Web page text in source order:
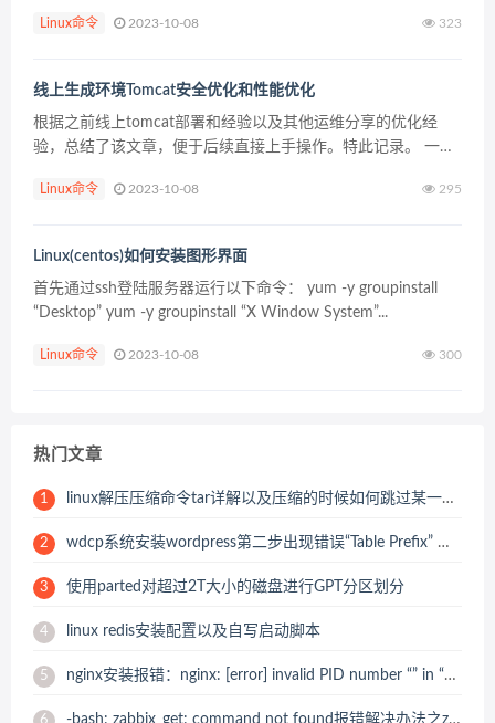
会更新这个时间...
Linux命令 2023-10-08 323
线上生成环境Tomcat安全优化和性能优化
根据之前线上tomcat部署和经验以及其他运维分享的优化经
验，总结了该文章，便于后续直接上手操作。特此记录。 一，
部署tomcat的第一步，tomcat这种...
Linux命令 2023-10-08 295
Linux(centos)如何安装图形界面
首先通过ssh登陆服务器运行以下命令： yum -y groupinstall
“Desktop” yum -y groupinstall “X Window System”...
Linux命令 2023-10-08 300
热门文章
1 linux解压压缩命令tar详解以及压缩的时候如何跳过某一个压缩目录或文件
2 wdcp系统安装wordpress第二步出现错误“Table Prefix” must not be empty
3 使用parted对超过2T大小的磁盘进行GPT分区划分
4 linux redis安装配置以及自写启动脚本
5 nginx安装报错：nginx: [error] invalid PID number “” in “/usr/local/nginx/logs/nginx.pid” 解决办法